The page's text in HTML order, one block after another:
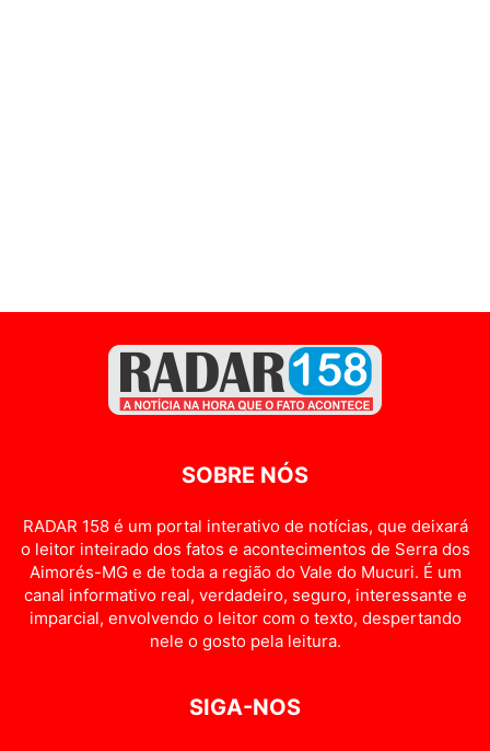
SOBRE NÓS
RADAR 158 é um portal interativo de notícias, que deixará
o leitor inteirado dos fatos e acontecimentos de Serra dos
Aimorés-MG e de toda a região do Vale do Mucuri. É um
canal informativo real, verdadeiro, seguro, interessante e
imparcial, envolvendo o leitor com o texto, despertando
nele o gosto pela leitura.
SIGA-NOS